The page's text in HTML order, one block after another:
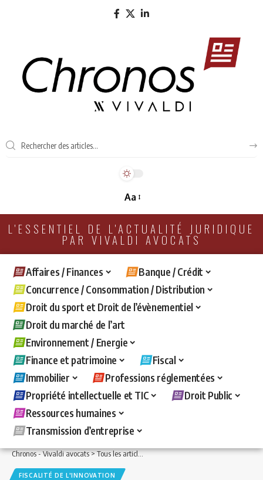
Aa
L'ESSENTIEL DE L'ACTUALITÉ JURIDIQUE
PAR VIVALDI AVOCATS
Affaires / Finances
Banque / Crédit
Concurrence / Consommation / Distribution
Droit du sport et Droit de l’évènementiel
Droit du marché de l’art
Environnement / Energie
Finance et patrimoine
Fiscal
Immobilier
Professions réglementées
Propriété intellectuelle et TIC
Droit Public
Ressources humaines
Transmission d’entreprise
Chronos - Vivaldi avocats>Tous les articles >Fiscal>Fiscalité de l'innovation>
FISCALITÉ DE L'INNOVATION